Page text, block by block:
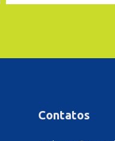
Contatos